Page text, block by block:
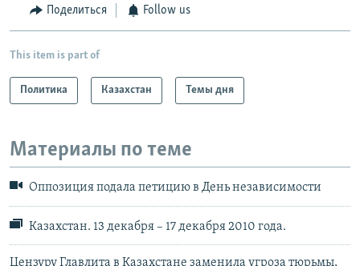
Поделиться Follow us
This item is part of
Политика Казахстан Темы дня
Материалы по теме
Оппозиция подала петицию в День независимости
Казахстан. 13 декабря – 17 декабря 2010 года.
Цензуру Главлита в Казахстане заменила угроза тюрьмы,